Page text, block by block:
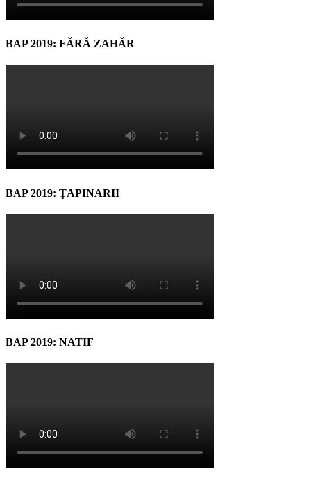
BAP 2019: FĂRĂ ZAHĂR
BAP 2019: ŢAPINARII
BAP 2019: NATIF